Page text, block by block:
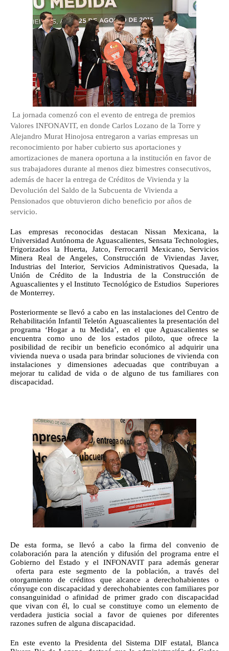
La jornada comenzó con el evento de entrega de premios
Valores INFONAVIT, en donde Carlos Lozano de la Torre y
Alejandro Murat Hinojosa entregaron a varias empresas un
reconocimiento por haber cubierto sus aportaciones y
amortizaciones de manera oportuna a la institución en favor de
sus trabajadores durante al menos diez bimestres consecutivos,
además de hacer la entrega de Créditos de Vivienda y la
Devolución del Saldo de la Subcuenta de Vivienda a
Pensionados que obtuvieron dicho beneficio por años de
servicio.
Las empresas reconocidas destacan Nissan Mexicana, la
Universidad Autónoma de Aguascalientes, Sensata Technologies,
Frigorizados la Huerta, Jatco, Ferrocarril Mexicano, Servicios
Minera Real de Angeles, Construcción de Viviendas Javer,
Industrias del Interior, Servicios Administrativos Quesada, la
Unión de Crédito de la Industria de la Construcción de
Aguascalientes y el Instituto Tecnológico de Estudios  Superiores
de Monterrey.
Posteriormente se llevó a cabo en las instalaciones del Centro de
Rehabilitación Infantil Teletón Aguascalientes la presentación del
programa ‘Hogar a tu Medida’, en el que Aguascalientes se
encuentra como uno de los estados piloto, que ofrece la
posibilidad de recibir un beneficio económico al adquirir una
vivienda nueva o usada para brindar soluciones de vivienda con
instalaciones y dimensiones adecuadas que contribuyan a
mejorar tu calidad de vida o de alguno de tus familiares con
discapacidad.
De esta forma, se llevó a cabo la firma del convenio de
colaboración para la atención y difusión del programa entre el
Gobierno del Estado y el INFONAVIT para además generar
oferta para este segmento de la población, a través del
otorgamiento de créditos que alcance a derechohabientes o
cónyuge con discapacidad y derechohabientes con familiares por
consanguinidad o afinidad de primer grado con discapacidad
que vivan con él, lo cual se constituye como un elemento de
verdadera justicia social a favor de quienes por diferentes
razones sufren de alguna discapacidad.
En este evento la Presidenta del Sistema DIF estatal, Blanca